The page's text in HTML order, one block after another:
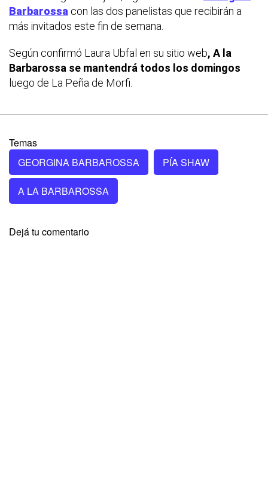
Barbarossa con las dos panelistas que recibirán a
más invitados este fin de semana.
Según confirmó Laura Ubfal en su sitio web, A la
Barbarossa se mantendrá todos los domingos
luego de La Peña de Morfi.
Temas
GEORGINA BARBAROSSA
PÍA SHAW
A LA BARBAROSSA
Dejá tu comentario